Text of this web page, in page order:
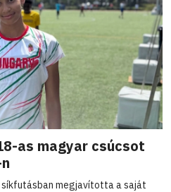
as magyar csúcsot
síkfutásban megjavította a saját